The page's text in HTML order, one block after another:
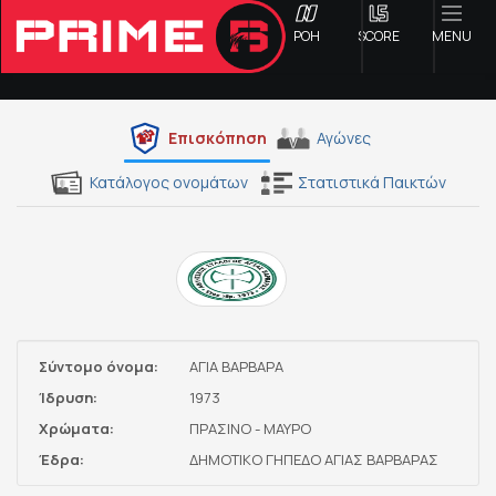
ΡΟΗ SCORE MENU
ΟΦΗ
Β1 ΕΠΣΗ
Β2 ΕΠΣΗ
Επισκόπηση Αγώνες
Κατάλογος ονομάτων Στατιστικά Παικτών
Σύντομο όνομα:
ΑΓΙΑ ΒΑΡΒΑΡΑ
Ίδρυση:
1973
Χρώματα:
ΠΡΑΣΙΝΟ - ΜΑΥΡΟ
Έδρα:
ΔΗΜΟΤΙΚΟ ΓΗΠΕΔΟ ΑΓΙΑΣ ΒΑΡΒΑΡΑΣ